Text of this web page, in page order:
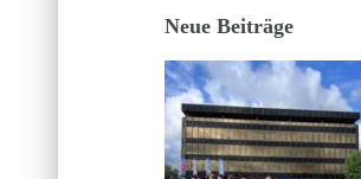
Neue Beiträge